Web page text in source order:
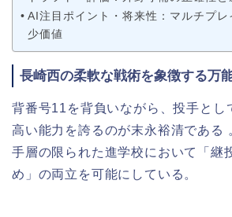
AI注目ポイント・将来性：マルチプ
少価値
長崎西の柔軟な戦術を象徴する万
背番号11を背負いながら、投手とし
高い能力を誇るのが末永裕清である
手層の限られた進学校において「継
め」の両立を可能にしている。